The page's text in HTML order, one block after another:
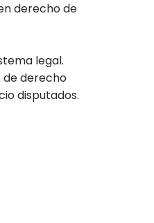
derecho de
legal.
de derecho
disputados.